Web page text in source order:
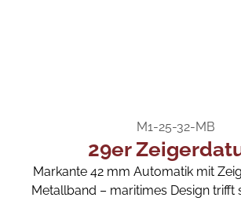
M1-25-32-MB
29er
Markante 42 mm Automatik mit
Metallband – maritimes Design trifft